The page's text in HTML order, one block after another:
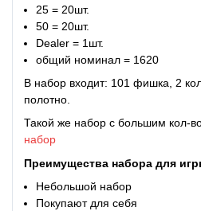
25 = 20шт.
50 = 20шт.
Dealer = 1шт.
общий номинал = 1620
В набор входит: 101 фишка, 2
полотно.
Такой же набор с большим кол-
набор
Преимущества набора для
Небольшой набор
Покупают для себя